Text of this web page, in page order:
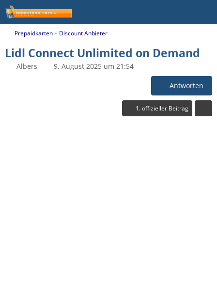
Prepaidkarten + Discount Anbieter
Lidl Connect Unlimited on Demand
Albers 9. August 2025 um 21:54
Antworten
1. offizieller Beitrag